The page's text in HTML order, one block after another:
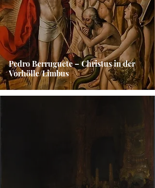
Pedro Berruguete – Christus in der
Vorhölle/Limbus